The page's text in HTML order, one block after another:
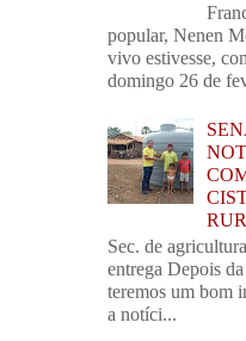
popular, Nenen
vivo estivesse,
domingo 26 de
Sec. de
entrega Depois
teremos um bom
a notíci...